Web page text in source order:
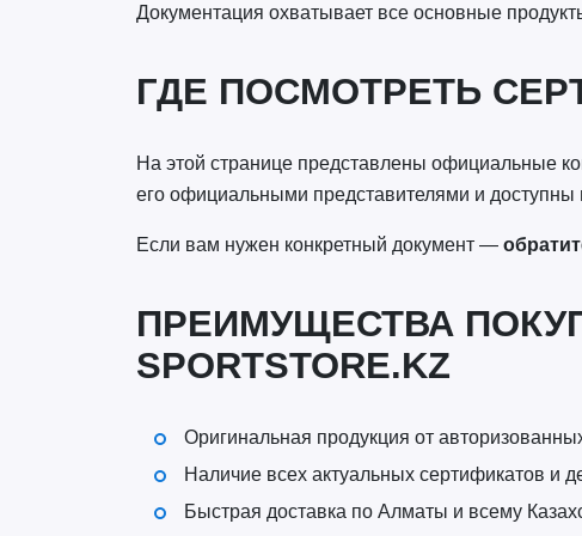
Документация охватывает все основные
ГДЕ ПОСМОТРЕТЬ
На этой странице представлены официальные
его официальными представителями и доступны
Если вам нужен конкретный документ —
ПРЕИМУЩЕСТВА
SPORTSTORE.KZ
Оригинальная продукция от
Наличие всех актуальных сертификатов и
Быстрая доставка по Алматы и всему